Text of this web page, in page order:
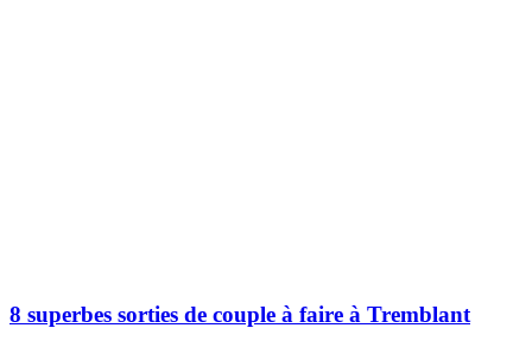
8 superbes sorties de couple à faire à Tremblant